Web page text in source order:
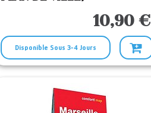
10,90 €
Disponible Sous 3-4 Jours